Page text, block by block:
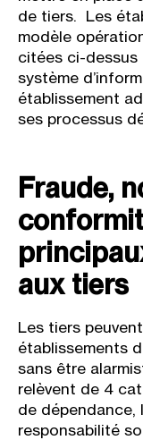
de tiers. Les
modèle
citées ci-dessus
système
établissement
ses processus
Fraude,
aux tiers
Les tiers
établissements
sans être
relèvent de 4
de dépendance,
responsabilité